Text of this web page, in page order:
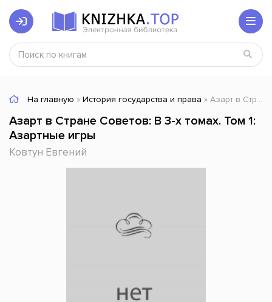
На главную » История государства и права » Азарт в Стране Советов: В 3-х томах. Том 1: Азартные игры
Азарт в Стране Советов: В 3-х томах. Том 1:
Азартные игры
Ковтун Евгений